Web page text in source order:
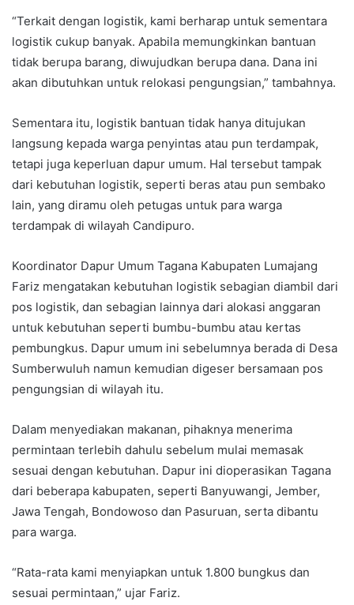
“Terkait dengan logistik, kami berharap untuk sementara
logistik cukup banyak. Apabila memungkinkan bantuan
tidak berupa barang, diwujudkan berupa dana. Dana ini
akan dibutuhkan untuk relokasi pengungsian,” tambahnya.
Sementara itu, logistik bantuan tidak hanya ditujukan
langsung kepada warga penyintas atau pun terdampak,
tetapi juga keperluan dapur umum. Hal tersebut tampak
dari kebutuhan logistik, seperti beras atau pun sembako
lain, yang diramu oleh petugas untuk para warga
terdampak di wilayah Candipuro.
Koordinator Dapur Umum Tagana Kabupaten Lumajang
Fariz mengatakan kebutuhan logistik sebagian diambil dari
pos logistik, dan sebagian lainnya dari alokasi anggaran
untuk kebutuhan seperti bumbu-bumbu atau kertas
pembungkus. Dapur umum ini sebelumnya berada di Desa
Sumberwuluh namun kemudian digeser bersamaan pos
pengungsian di wilayah itu.
Dalam menyediakan makanan, pihaknya menerima
permintaan terlebih dahulu sebelum mulai memasak
sesuai dengan kebutuhan. Dapur ini dioperasikan Tagana
dari beberapa kabupaten, seperti Banyuwangi, Jember,
Jawa Tengah, Bondowoso dan Pasuruan, serta dibantu
para warga.
“Rata-rata kami menyiapkan untuk 1.800 bungkus dan
sesuai permintaan,” ujar Fariz.